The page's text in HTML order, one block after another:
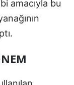
amacıyla bu